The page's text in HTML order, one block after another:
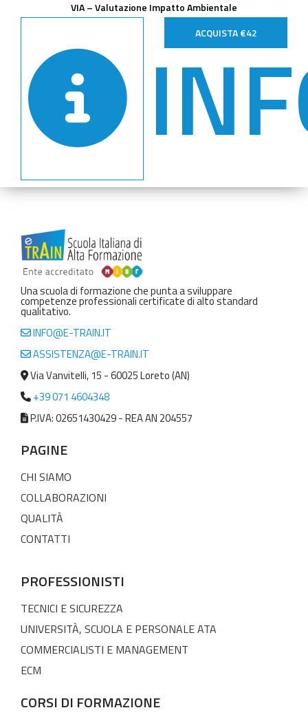
VIA – Valutazione Impatto Ambientale
ACQUISTA €42
Una scuola di formazione che punta a sviluppare
competenze professionali certificate di alto standard
qualitativo.
INFO@E-TRAIN.IT
ASSISTENZA@E-TRAIN.IT
Via Vanvitelli, 15 - 60025 Loreto (AN)
+39 071 4604348
P.IVA: 02651430429 - REA AN 204557
PAGINE
CHI SIAMO
COLLABORAZIONI
QUALITÀ
CONTATTI
PROFESSIONISTI
TECNICI E SICUREZZA
UNIVERSITÀ, SCUOLA E PERSONALE ATA
COMMERCIALISTI E MANAGEMENT
ECM
CORSI DI FORMAZIONE